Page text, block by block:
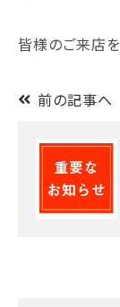
皆様のご来店
前の記事へ